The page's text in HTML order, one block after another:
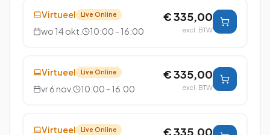
Virtueel Live Online
wo 14 okt. 10:00 - 16:00
€ 335,00
excl. BTW
Virtueel Live Online
vr 6 nov. 10:00 - 16:00
€ 335,00
excl. BTW
Virtueel Live Online € 335,00